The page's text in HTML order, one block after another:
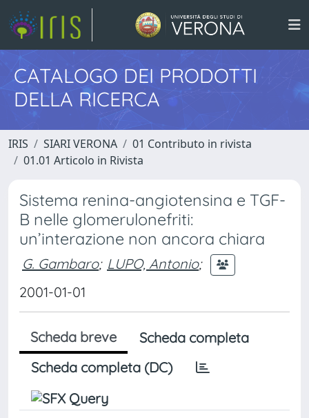
CATALOGO DEI PRODOTTI
DELLA RICERCA
IRIS SIARI VERONA
01 Contributo in rivista
01.01 Articolo in Rivista
Sistema renina-angiotensina e TGF-
B nelle glomerulonefriti:
un’interazione non ancora chiara
G. Gambaro; LUPO, Antonio;
2001-01-01
Scheda breve
Scheda completa
Scheda completa (DC)